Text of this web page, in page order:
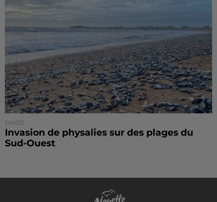
14h03
Invasion de physalies sur des plages du
Sud-Ouest